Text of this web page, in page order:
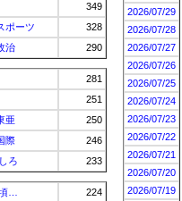
349
ポーツ
328
治 290
281
251
亜
250
際
246
ろ 233
…
224
2026/07/29
2026/07/28
2026/07/27
2026/07/26
2026/07/25
2026/07/24
2026/07/23
2026/07/22
2026/07/21
2026/07/20
2026/07/19